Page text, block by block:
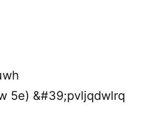
5e) &#39;pvljqdwlrq